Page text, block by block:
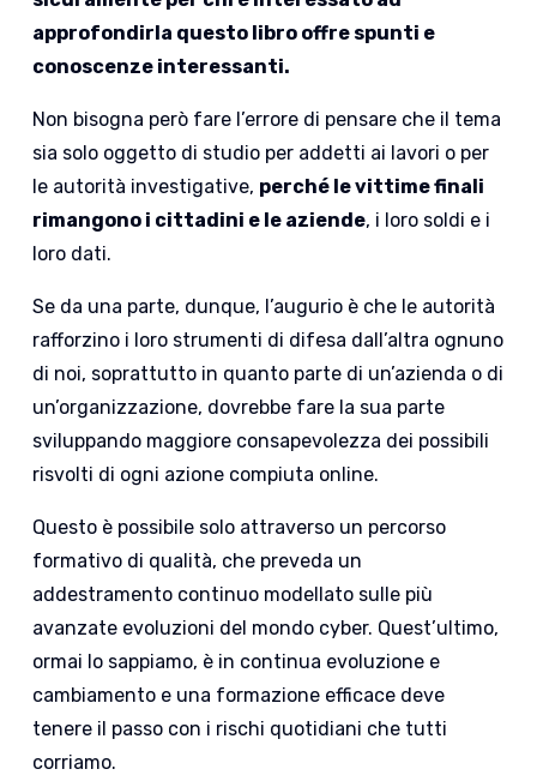
approfondirla questo libro offre spunti e
conoscenze interessanti.
Non bisogna però fare l’errore di pensare che il tema
sia solo oggetto di studio per addetti ai lavori o per
le autorità investigative, perché le vittime finali
rimangono i cittadini e le aziende, i loro soldi e i
loro dati.
Se da una parte, dunque, l’augurio è che le autorità
rafforzino i loro strumenti di difesa dall’altra ognuno
di noi, soprattutto in quanto parte di un’azienda o di
un’organizzazione, dovrebbe fare la sua parte
sviluppando maggiore consapevolezza dei possibili
risvolti di ogni azione compiuta online.
Questo è possibile solo attraverso un percorso
formativo di qualità, che preveda un
addestramento continuo modellato sulle più
avanzate evoluzioni del mondo cyber. Quest’ultimo,
ormai lo sappiamo, è in continua evoluzione e
cambiamento e una formazione efficace deve
tenere il passo con i rischi quotidiani che tutti
corriamo.